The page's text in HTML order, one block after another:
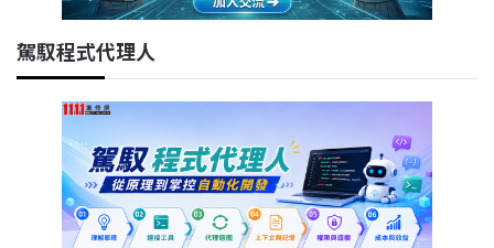
駕馭程式代理人